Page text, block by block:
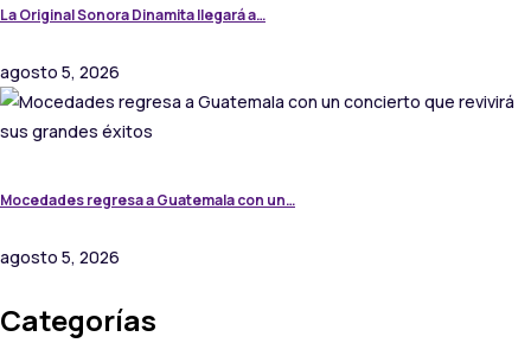
La Original Sonora Dinamita llegará a…
agosto 5, 2026
Mocedades regresa a Guatemala con un…
agosto 5, 2026
Categorías